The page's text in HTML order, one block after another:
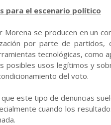
para el escenario político
Morena se producen en un
por parte de partidos,
tecnológicas, como
posibles usos legítimos y
del voto.
este tipo de denuncias
cuando los